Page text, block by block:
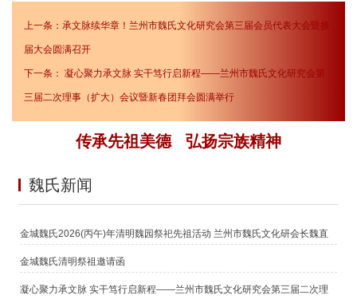
上一条： 承文脉续华章！兰州市魏氏文化研究会第三届会员代表大会暨换
届大会圆满召开
下一条： 凝心聚力承文脉 实干笃行启新程——兰州市魏氏文化研究会第
三届二次理事（扩大）会议暨新春团拜会圆满举行
传承先祖美德 弘扬宗族精神
魏氏新闻
金城魏氏2026(丙午)年清明魏园祭祀先祖活动 兰州市魏氏文化研会长魏直
鹏恭读祭文
金城魏氏清明祭祖邀请函
凝心聚力承文脉 实干笃行启新程——兰州市魏氏文化研究会第三届二次理